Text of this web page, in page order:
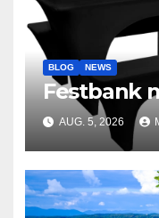
BLOG NEWS
Festbank
AUG. 5, 2026